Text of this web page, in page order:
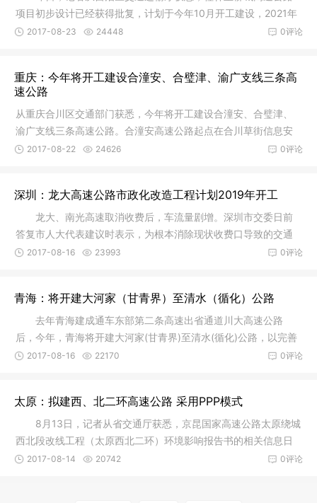
项目初步设计已经获得批复，计划于今年10月开工建设，2021年
12月建成
0评论
2017-08-23 24448
重庆：今年将开工建设合潼安、合璧津、渝广支线三条高
速公路
从重庆合川区交通部门获悉，今年将开工建设合潼安、合璧津、
渝广支线三条高速公路。合潼安高速公路起点在合川草街信息安
全产业园
0评论
2017-08-22 24626
深圳：龙大高速公路市政化改造工程计划2019年开工
龙大、南光高速取消收费后，车流量剧增。深圳市交委日前
答复市人大代表建议时表示，为根本消除现状收费口导致的交通
拥堵，深
0评论
2017-08-16 23993
青海：将开建大河家（甘青界）至清水（循化）公路
去年青海建成通车东部第二条高速出省通道川大高速公路
后，今年，青海将开建大河家(甘青界)至清水(循化)公路，以完善
东部地区
0评论
2017-08-16 22170
太原：拟建西、北二环高速公路 采用PPP模式
8月13日，记者从省交通厅获悉，京昆国家高速公路太原绕城
西北段改线工程（太原西北二环）环境影响报告书的相关信息日
前公布。
0评论
2017-08-14 20742